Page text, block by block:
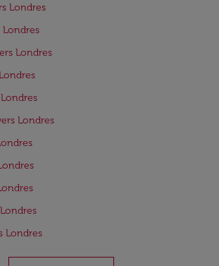
Londres
Londres
Londres
Londres
Londres